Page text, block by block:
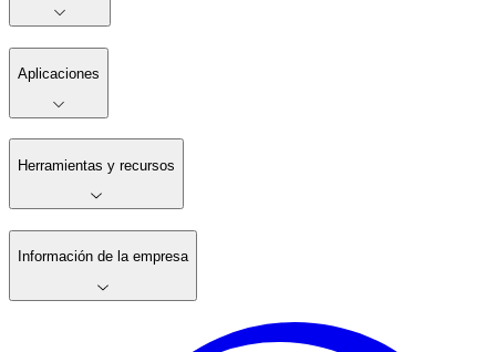
Aplicaciones
Herramientas y recursos
Información de la empresa